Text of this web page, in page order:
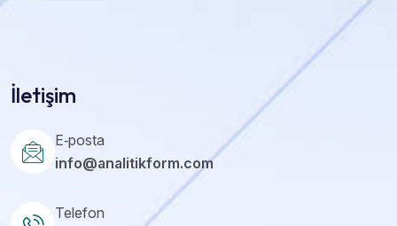
İletişim
E‑posta
info@analitikform.com
Telefon